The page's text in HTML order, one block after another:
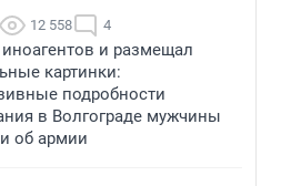
12 558 4
и размещал
картинки:
подробности
в Волгограде мужчины
об армии